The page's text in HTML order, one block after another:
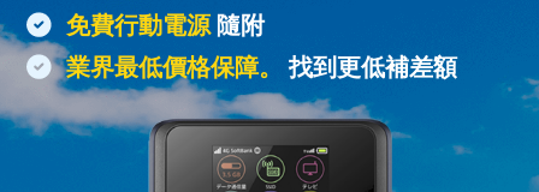
免費行動電源隨附
業界最低價格保障。
找到更低補差額